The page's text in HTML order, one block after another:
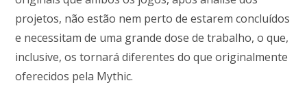
projetos, não estão nem perto de estarem concluídos
e necessitam de uma grande dose de trabalho, o que,
inclusive, os tornará diferentes do que originalmente
oferecidos pela Mythic.